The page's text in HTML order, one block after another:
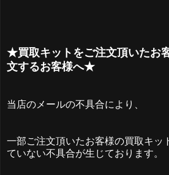
★買取キットをご注文頂いたお
文するお客様へ★
当店のメールの不具合により、
一部ご注文頂いたお客様の買取キッ
ていない不具合が生じております。